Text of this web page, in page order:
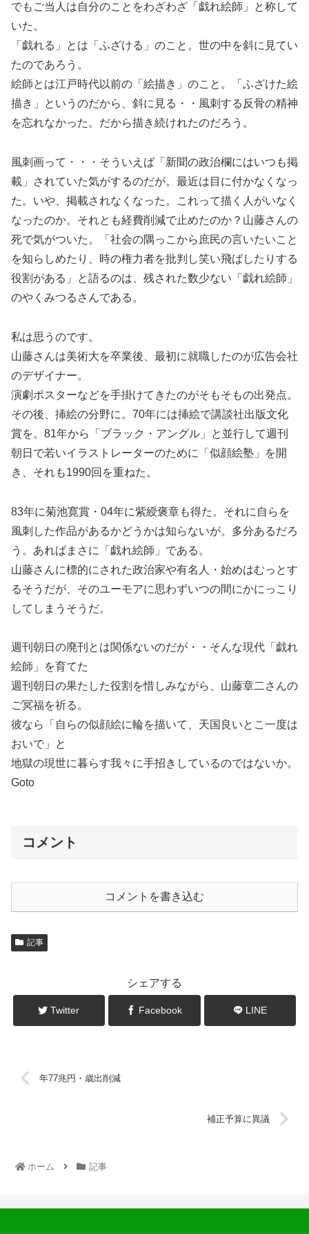
でもご当人は自分のことをわざわざ「戯れ絵師」と称して
いた。
「戯れる」とは「ふざける」のこと。世の中を斜に見てい
たのであろう。
絵師とは江戸時代以前の「絵描き」のこと。「ふざけた絵
描き」というのだから、斜に見る・・風刺する反骨の精神
を忘れなかった。だから描き続けれたのだろう。
風刺画って・・・そういえば「新聞の政治欄にはいつも掲
載」されていた気がするのだが。最近は目に付かなくなっ
た。いや、掲載されなくなった。これって描く人がいなく
なったのか。それとも経費削減で止めたのか？山藤さんの
死で気がついた。「社会の隅っこから庶民の言いたいこと
を知らしめたり、時の権力者を批判し笑い飛ばしたりする
役割がある」と語るのは、残された数少ない「戯れ絵師」
のやくみつるさんである。
私は思うのです。
山藤さんは美術大を卒業後、最初に就職したのが広告会社
のデザイナー。
演劇ポスターなどを手掛けてきたのがそもそもの出発点。
その後、挿絵の分野に。70年には挿絵で講談社出版文化
賞を。81年から「ブラック・アングル」と並行して週刊
朝日で若いイラストレーターのために「似顔絵塾」を開
き、それも1990回を重ねた。
83年に菊池寛賞・04年に紫綬褒章も得た。それに自らを
風刺した作品があるかどうかは知らないが。多分あるだろ
う。あればまさに「戯れ絵師」である。
山藤さんに標的にされた政治家や有名人・始めはむっとす
るそうだが、そのユーモアに思わずいつの間にかにっこり
してしまうそうだ。
週刊朝日の廃刊とは関係ないのだが・・そんな現代「戯れ
絵師」を育てた
週刊朝日の果たした役割を惜しみながら、山藤章二さんの
ご冥福を祈る。
彼なら「自らの似顔絵に輪を描いて、天国良いとこ一度は
おいで」と
地獄の現世に暮らす我々に手招きしているのではないか。
Goto
コメント
コメントを書き込む
記事
シェアする
Twitter Facebook LINE
年77兆円・歳出削減
補正予算に異議
ホーム 記事